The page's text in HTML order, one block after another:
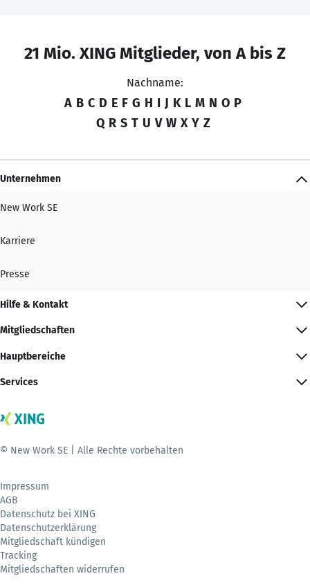
21 Mio. XING Mitglieder, von A bis Z
Nachname:
A B C D E F G H I J K L M N O P
Q R S T U V W X Y Z
Unternehmen
New Work SE
Karriere
Presse
Hilfe & Kontakt
Mitgliedschaften
Hauptbereiche
Services
© New Work SE | Alle Rechte vorbehalten
Impressum
AGB
Datenschutz bei XING
Datenschutzerklärung
Mitgliedschaft kündigen
Tracking
Mitgliedschaften widerrufen